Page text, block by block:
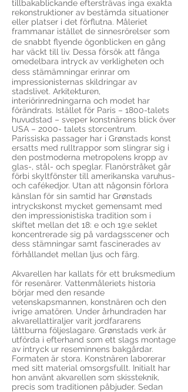
tillbakablickande eftersträvas inga exakta
rekonstruktioner av bestämda situationer
eller platser i det förflutna. Måleriet
frammanar istället de sinnesrörelser som
de snabbt flyende ögonblicken en gång
har väckt till liv. Dessa försök att fånga
omedelbara intryck av verkligheten och
dess stämämningar erinrar om
impressionisternas skildringar av
stadslivet. Arkitekturen,
interiörinredningarna och modet har
förändrats. Istället för Paris – 1800-talets
huvudstad – sveper konstnärens blick över
USA – 2000- talets storcentrum.
Parissiska passager har i Grønstads konst
ersatts med rulltrappor som slingrar sig i
den postmoderna metropolens kropp av
glas-, stål- och speglar. Flanörstråket går
förbi skyltfönster till amerikanska varuhus-
och cafékedjor. Utan att någonsin förlora
känslan för sin samtid har Grønstads
intryckskonst mycket gemensamt med
den impressionistiska tradition som i
skiftet mellan det 18: e och 19:e seklet
koncentrerade sig på vardagsscener och
dess stämningar samt fascinerades av
förhållandet mellan ljus och färg.
Akvarellen har kallats för ett bruksmedium
för resenärer. Vattenmåleriets historia
börjar med den resande
vetenskapsmannen, konstnären och den
ivrige amatören. Under århundraden har
akvarellattiraljer varit jordfararens
lättburna följeslagare. Grønstads verk är
utförda i efterhand som ett slags montage
av intryck ur reseminnens bakgårdar.
Formaten är stora. Konstnären laborerar
med sitt material omsorgsfullt. Initialt har
hon använt akvarellen som skissteknik,
precis som traditionen påbjuder. Sedan